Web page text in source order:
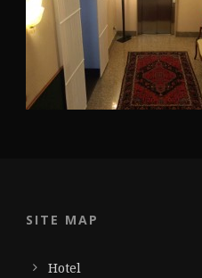
SITE MAP
Hotel